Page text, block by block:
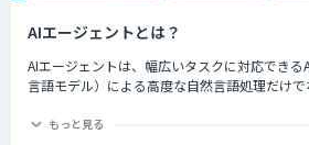
AIエージェントとは？
AIエージェントは、幅広いタスクに対応できる
言語モデル）による高度な自然言語処理だけ
て進化するなど、生成AIよりも一歩進んだ技術
もっと見る